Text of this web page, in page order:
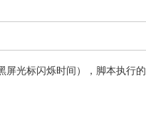
光标闪烁时间），脚本执行